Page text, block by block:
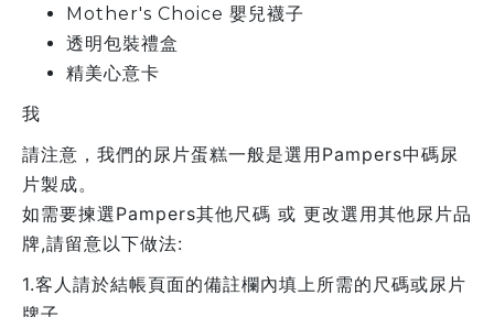
Mother's Choice 嬰兒襪子
透明包裝禮盒
精美心意卡
我
請注意，我們的尿片蛋糕一般是選用Pampers中碼尿
片製成。
如需要揀選Pampers其他尺碼 或 更改選用其他尿片品
牌,請留意以下做法:
1.客人請於結帳頁面的備註欄內填上所需的尺碼或尿片